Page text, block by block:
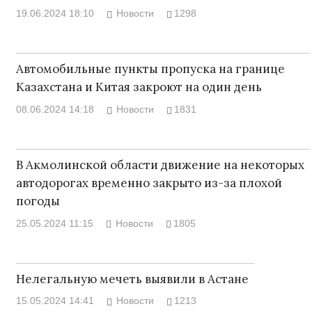
19.06.2024 18:10 Новости 1298
Автомобильные пункты пропуска на границе
Казахстана и Китая закроют на один день
08.06.2024 14:18 Новости 1831
В Акмолинской области движение на некоторых
автодорогах временно закрыто из-за плохой
погоды
25.05.2024 11:15 Новости 1805
Нелегальную мечеть выявили в Астане
15.05.2024 14:41 Новости 1213